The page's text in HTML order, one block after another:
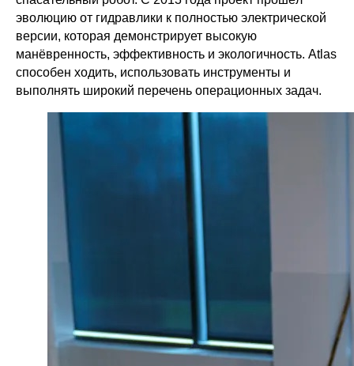
эволюцию от гидравлики к полностью электрической
версии, которая демонстрирует высокую
манёвренность, эффективность и экологичность. Atlas
способен ходить, использовать инструменты и
выполнять широкий перечень операционных задач.